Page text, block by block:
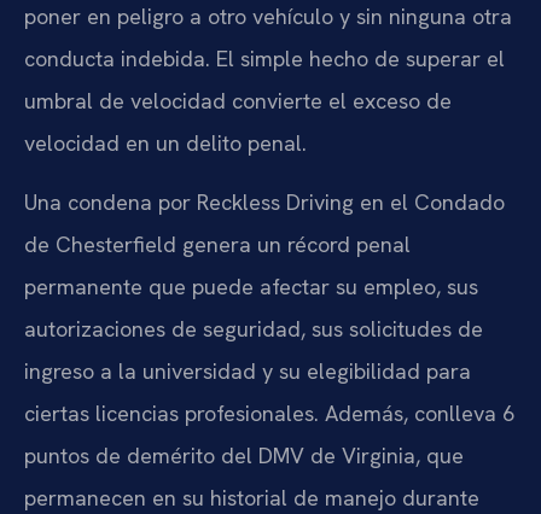
poner en peligro a otro vehículo y sin ninguna otra
conducta indebida. El simple hecho de superar el
umbral de velocidad convierte el exceso de
velocidad en un delito penal.
Una condena por Reckless Driving en el Condado
de Chesterfield genera un récord penal
permanente que puede afectar su empleo, sus
autorizaciones de seguridad, sus solicitudes de
ingreso a la universidad y su elegibilidad para
ciertas licencias profesionales. Además, conlleva 6
puntos de demérito del DMV de Virginia, que
permanecen en su historial de manejo durante